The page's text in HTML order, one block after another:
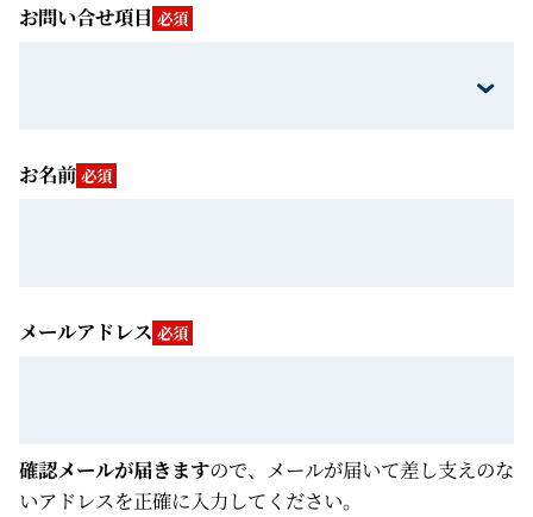
お問い合せ項目 必須
お名前 必須
メールアドレス 必須
確認メールが届きますので、メールが届いて差し支えのな
いアドレスを正確に入力してください。